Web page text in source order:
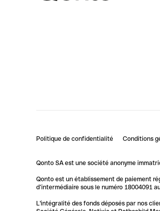
Politique de confidentialité Conditions
Qonto SA est une société anonyme
Qonto est un établissement de paiement
d’intermédiaire sous le numéro 18004091
L'intégralité des fonds déposés par nos